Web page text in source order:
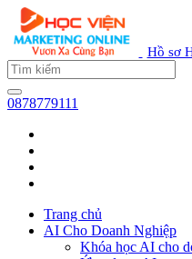
Hồ sơ
0878779111
Trang chủ
AI Cho Doanh Nghiệp
Khóa học AI cho